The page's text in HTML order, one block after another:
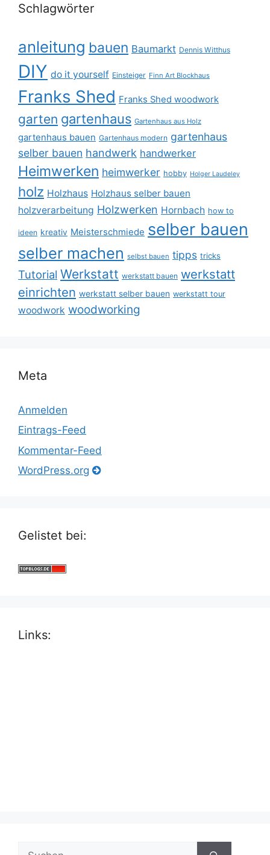
Schlagwörter
anleitung bauen Baumarkt Dennis Witthus
DIY do it yourself Einsteiger Finn Art Blockhaus
Franks Shed Franks Shed woodwork
garten gartenhaus Gartenhaus aus Holz
gartenhaus bauen Gartenhaus modern gartenhaus
selber bauen handwerk handwerker
Heimwerken heimwerker hobby Holger Laudeley
holz Holzhaus Holzhaus selber bauen
holzverarbeitung Holzwerken Hornbach how to
ideen kreativ Meisterschmiede selber bauen
selber machen selbst bauen tipps tricks
Tutorial Werkstatt werkstatt bauen werkstatt
einrichten werkstatt selber bauen werkstatt tour
woodwork woodworking
Meta
Anmelden
Eintrags-Feed
Kommentar-Feed
WordPress.org
Gelistet bei:
Links:
Suche